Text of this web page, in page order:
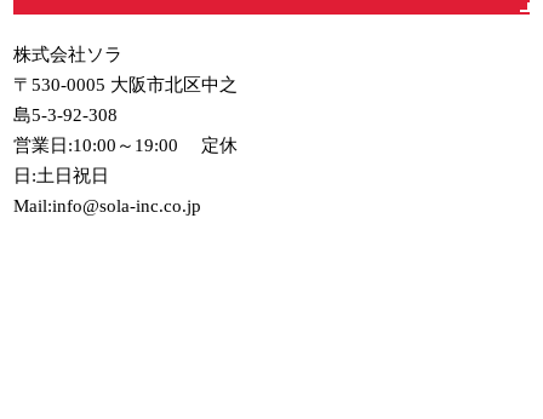
株式会社ソラ
〒530-0005 大阪市北区中之
島5-3-92-308
営業日:10:00～19:00 定休
日:土日祝日
Mail:info@sola-inc.co.jp